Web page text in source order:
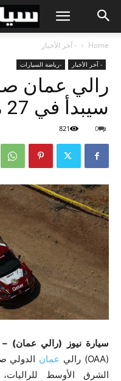
Home - آخر الأخبار
- آخر الأخبار -رياضة السيارات
سيبدأ في 27 من الشهر الحالي
0
821
سيارة نيوز (رالي عمان) –
(OAA) رالي
عمان
الشرق الأوسط للراليات،